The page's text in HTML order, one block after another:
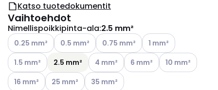
Katso tuotedokumentit
Vaihtoehdot
Nimellispoikkipinta-ala:2.5 mm²
Katso käytettävissä olevat vaihtoehdot
0.25 mm² Katso käytettävissä olevat vaihtoehdot
0.5 mm² Katso käytettävissä olevat
0.75 mm² Katso käytettävissä
1 mm²
Katso käytettävissä olevat vaihtoehdot
1.5 mm² 2.5 mm² Katso käytettävissä olevat
4 mm² Katso käytettävissä olevat
6 mm² Katso
10 mm²
Katso käytettävissä olevat vaihtoehdot
16 mm² Katso käytettävissä olevat vaihtoehdot
25 mm² Katso käytettävissä olevat vaihtoehdot
35 mm²